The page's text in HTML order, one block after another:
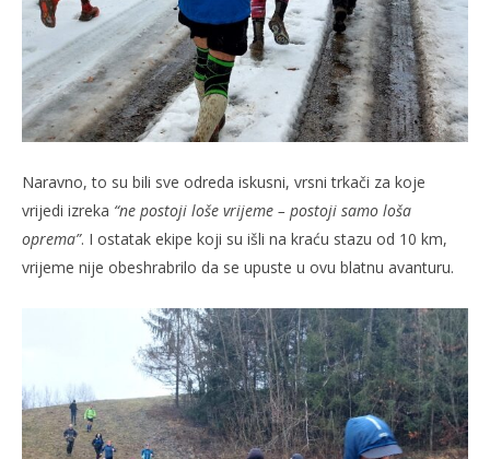
Naravno, to su bili sve odreda iskusni, vrsni trkači za koje
vrijedi izreka “ne postoji loše vrijeme – postoji samo loša
oprema”. I ostatak ekipe koji su išli na kraću stazu od 10 km,
vrijeme nije obeshrabrilo da se upuste u ovu blatnu avanturu.